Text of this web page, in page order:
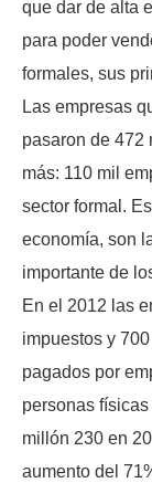
que dar de alta
para poder
formales, sus
Las empresas
pasaron de 472
más: 110 mil
sector formal.
economía, son
importante de
En el 2012 las
impuestos y
pagados por
personas
millón 230 en
aumento del